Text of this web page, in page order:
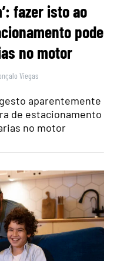
fazer isto ao
pode
no motor
Viegas
aparentemente
de estacionamento
no motor